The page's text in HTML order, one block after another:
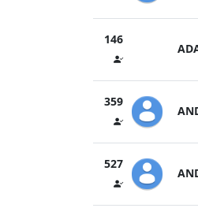
146
359
527